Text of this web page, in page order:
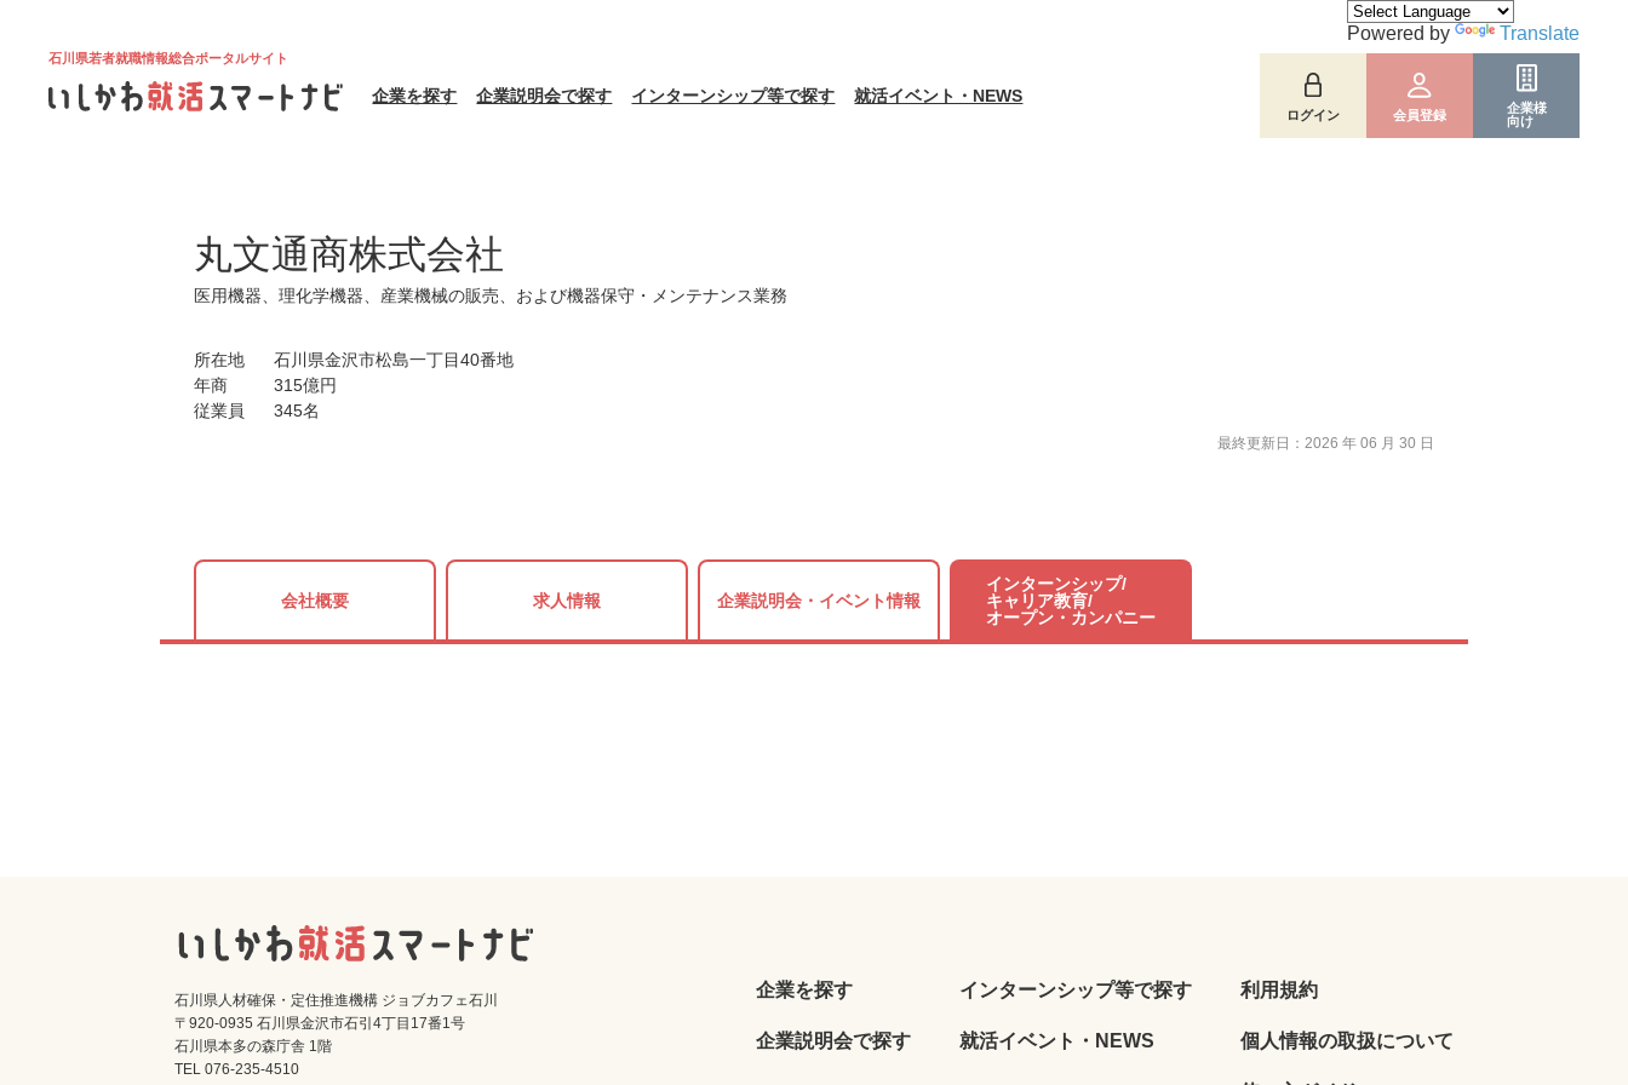
石川県若者就職情報総合ポータルサイト
企業を探す 企業説明会で探す インターンシップ等で探す 就活イベント・NEWS
ログイン 会員登録
企業様
向け
Powered by Translate
丸文通商株式会社
医用機器、理化学機器、産業機械の販売、および機器保守・メンテナンス業務
所在地
石川県金沢市松島一丁目40番地
年商
315億円
従業員
345名
最終更新日：2026 年 06 月 30 日
会社概要 求人情報 企業説明会・ イベント情報
インターンシップ/
キャリア教育/
オープン・カンパニー
石川県人材確保・定住推進機構 ジョブカフェ石川
〒920-0935 石川県金沢市石引4丁目17番1号
石川県本多の森庁舎 1階
TEL 076-235-4510
企業を探す
企業説明会で探す
インターンシップ等で探す
就活イベント・NEWS
利用規約
個人情報の取扱について